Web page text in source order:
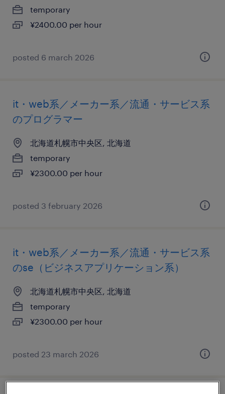
temporary
¥2400.00 per hour
posted 6 march 2026
it・web系／メーカー系／流通・サービス系
のプログラマー
北海道札幌市中央区, 北海道
temporary
¥2300.00 per hour
posted 3 february 2026
it・web系／メーカー系／流通・サービス系
のse（ビジネスアプリケーション系）
北海道札幌市中央区, 北海道
temporary
¥2300.00 per hour
posted 23 march 2026